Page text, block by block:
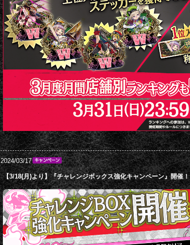
2024/03/17
【3/18(月)より】『チャレンジボックス強化キャンペーン』開催！